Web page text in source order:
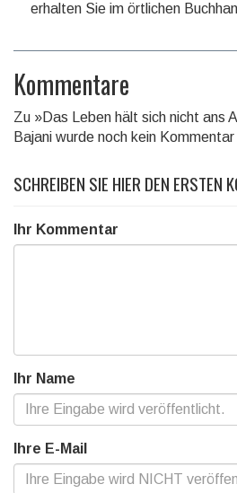
erhalten Sie im örtlichen
Kommentare
Zu »Das Leben hält sich nicht ans
Bajani wurde noch kein
SCHREIBEN SIE HIER DEN ERSTEN
Ihr Kommentar
Ihr Name
Ihre E-Mail